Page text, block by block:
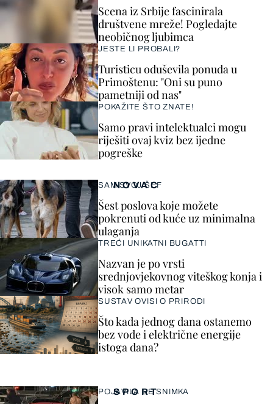
Scena iz Srbije fascinirala
društvene mreže! Pogledajte
neobičnog ljubimca
JESTE LI PROBALI?
Turisticu oduševila ponuda u
Primoštenu: "Oni su puno
pametniji od nas"
POKAŽITE ŠTO ZNATE!
Samo pravi intelektualci mogu
riješiti ovaj kviz bez ijedne
pogreške
SPORT
POJAVILA SE SNIMKA
NOVAC
SAM SVOJ ŠEF
Šest poslova koje možete
pokrenuti od kuće uz minimalna
ulaganja
TREĆI UNIKATNI BUGATTI
Nazvan je po vrsti
srednjovjekovnog viteškog konja i
visok samo metar
SUSTAV OVISI O PRIRODI
Što kada jednog dana ostanemo
bez vode i električne energije
istoga dana?